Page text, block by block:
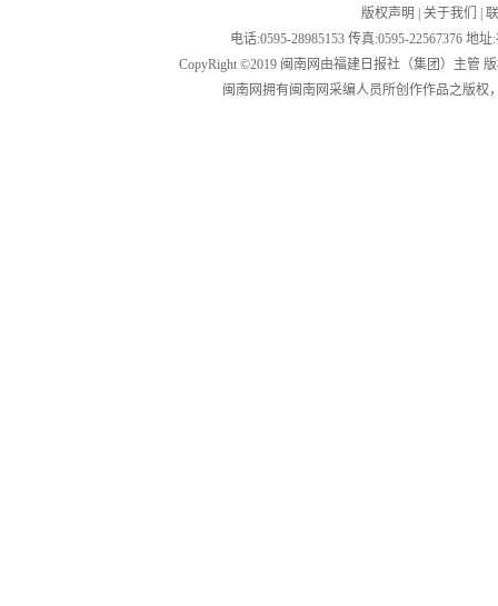
版权声明 | 关于我们 |
电话:0595-28985153 传真:0595-22567376 地
CopyRight ©2019 闽南网由福建日报社（集团）主管
闽南网拥有闽南网采编人员所创作作品之版